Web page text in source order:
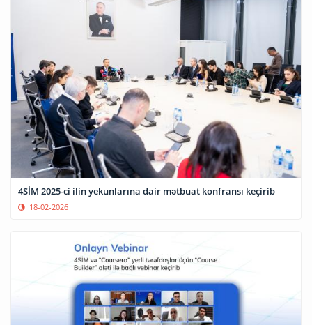
4SİM 2025-ci ilin yekunlarına dair mətbuat konfransı keçirib
18-02-2026